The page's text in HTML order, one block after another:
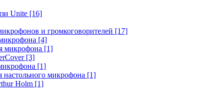
Unite [16]
и громкоговорителей [17]
[4]
микрофона [1]
[3]
[1]
настольного микрофона [1]
Holm [1]